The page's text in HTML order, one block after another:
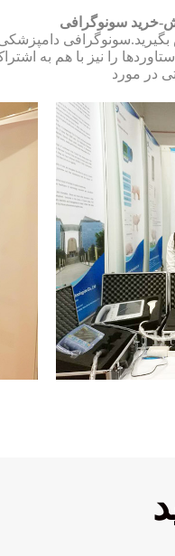
خرید سونوگرافی